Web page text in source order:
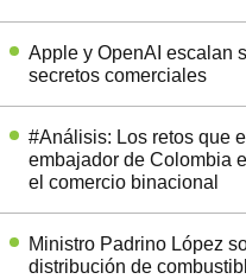
Apple y OpenAI escalan
secretos comerciales
#Análisis: Los retos que
embajador de Colombia
el comercio binacional
Ministro Padrino López
distribución de